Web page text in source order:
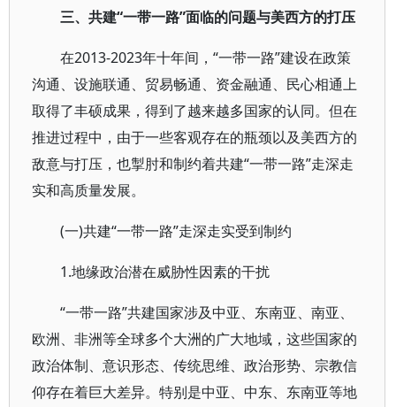
三、共建“一带一路”面临的问题与美西方的打压
在2013-2023年十年间，“一带一路”建设在政策
沟通、设施联通、贸易畅通、资金融通、民心相通上
取得了丰硕成果，得到了越来越多国家的认同。但在
推进过程中，由于一些客观存在的瓶颈以及美西方的
敌意与打压，也掣肘和制约着共建“一带一路”走深走
实和高质量发展。
(一)共建“一带一路”走深走实受到制约
1.地缘政治潜在威胁性因素的干扰
“一带一路”共建国家涉及中亚、东南亚、南亚、
欧洲、非洲等全球多个大洲的广大地域，这些国家的
政治体制、意识形态、传统思维、政治形势、宗教信
仰存在着巨大差异。特别是中亚、中东、东南亚等地